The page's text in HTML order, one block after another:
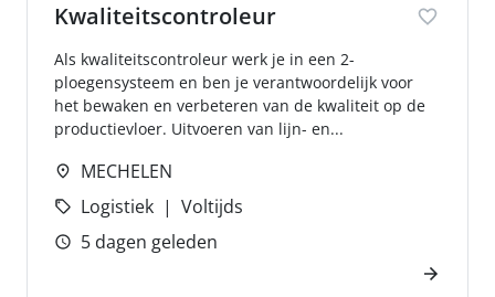
Kwaliteitscontroleur
Als kwaliteitscontroleur werk je in een 2-
ploegensysteem en ben je verantwoordelijk voor
het bewaken en verbeteren van de kwaliteit op de
productievloer. Uitvoeren van lijn- en...
MECHELEN
Logistiek
Voltijds
5 dagen geleden